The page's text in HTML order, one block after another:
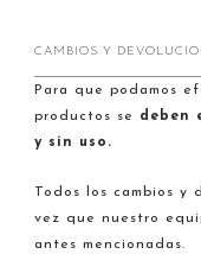
CAMBIOS Y
Para que podamos
productos se deben
y sin uso.
Todos los cambios y
vez que nuestro
antes mencionadas.